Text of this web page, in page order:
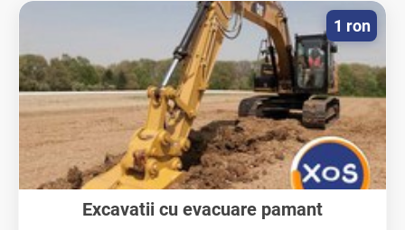
Excavatii cu evacuare pamant
1 ron